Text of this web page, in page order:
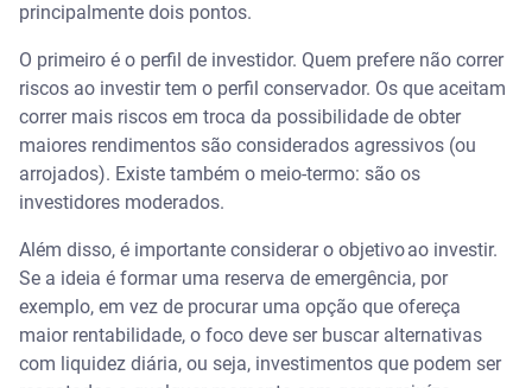
principalmente dois pontos.
O primeiro é o perfil de investidor. Quem prefere não correr
riscos ao investir tem o perfil conservador. Os que aceitam
correr mais riscos em troca da possibilidade de obter
maiores rendimentos são considerados agressivos (ou
arrojados). Existe também o meio-termo: são os
investidores moderados.
Além disso, é importante considerar o objetivo ao investir.
Se a ideia é formar uma reserva de emergência, por
exemplo, em vez de procurar uma opção que ofereça
maior rentabilidade, o foco deve ser buscar alternativas
com liquidez diária, ou seja, investimentos que podem ser